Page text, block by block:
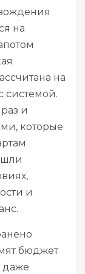
на
на
системой.
и
которые
и
бюджет
даже